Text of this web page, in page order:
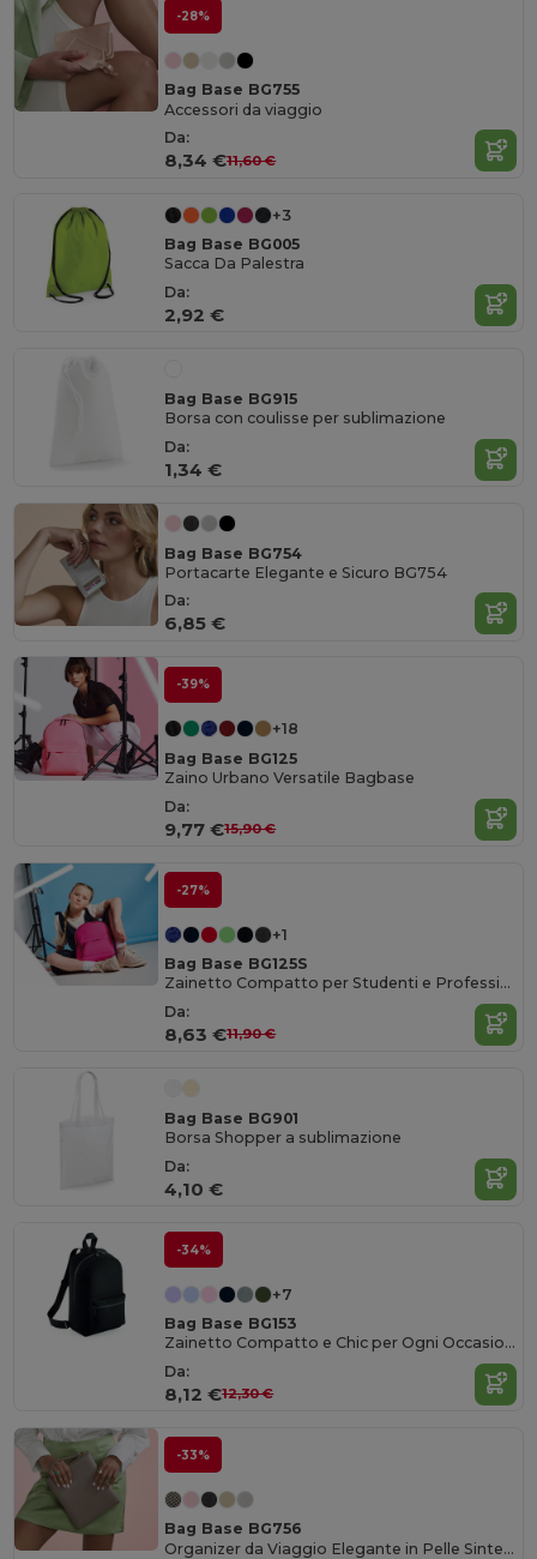
-28%
Bag Base BG755
Accessori da viaggio
Da:
8,34 €11,60 €
+3
Bag Base BG005
Sacca Da Palestra
Da:
2,92 €
Bag Base BG915
Borsa con coulisse per sublimazione
Da:
1,34 €
Bag Base BG754
Portacarte Elegante e Sicuro BG754
Da:
6,85 €
-39%
+18
Bag Base BG125
Zaino Urbano Versatile Bagbase
Da:
9,77 €15,90 €
-27%
+1
Bag Base BG125S
Zainetto Compatto per Studenti e Professionisti
Da:
8,63 €11,90 €
Bag Base BG901
Borsa Shopper a sublimazione
Da:
4,10 €
-34%
+7
Bag Base BG153
Zainetto Compatto e Chic per Ogni Occasione
Da:
8,12 €12,30 €
-33%
Bag Base BG756
Organizer da Viaggio Elegante in Pelle Sintetica